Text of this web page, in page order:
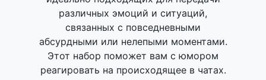
различных эмоций и ситуаций,
связанных с повседневными
абсурдными или нелепыми моментами.
Этот набор поможет вам с юмором
реагировать на происходящее в чатах.